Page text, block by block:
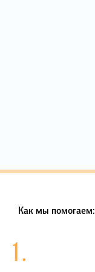
Как мы помогаем:
1.